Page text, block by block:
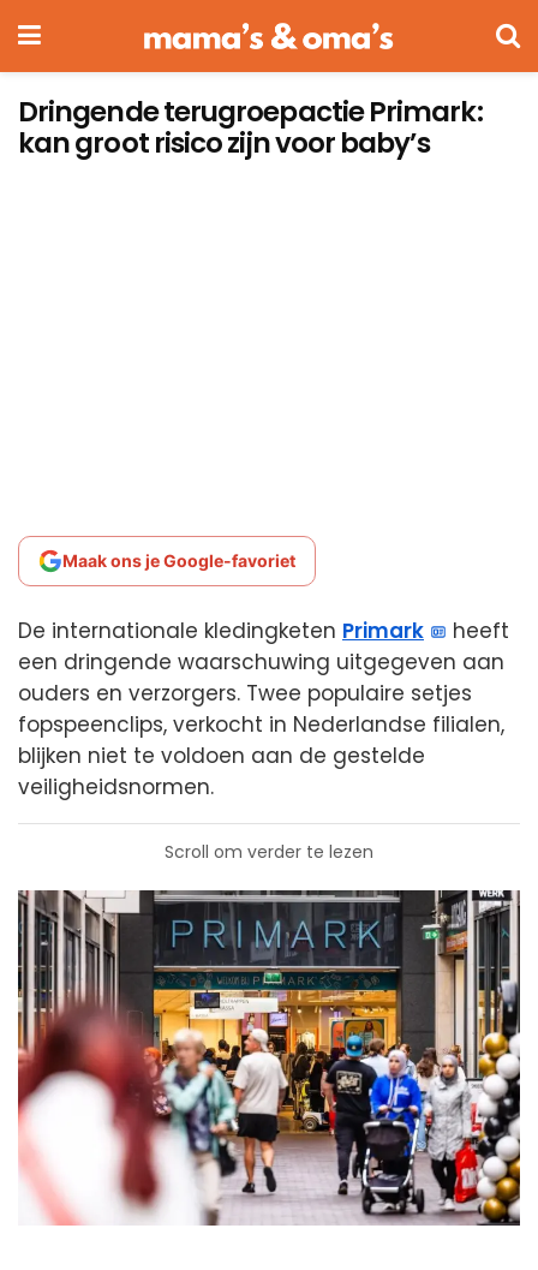
Dringende terugroepactie Primark:
kan groot risico zijn voor baby’s
Maak ons je Google-favoriet
De internationale kledingketen Primark
heeft
een dringende waarschuwing uitgegeven aan
ouders en verzorgers. Twee populaire setjes
fopspeenclips, verkocht in Nederlandse filialen,
blijken niet te voldoen aan de gestelde
veiligheidsnormen.
Scroll om verder te lezen